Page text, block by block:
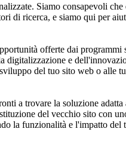
Siamo consapevoli
di ricerca, e siamo qui per
offerte dai
e
del tuo sito web o alle
a trovare la soluzione
del vecchio sito con
la funzionalità e l'impatto